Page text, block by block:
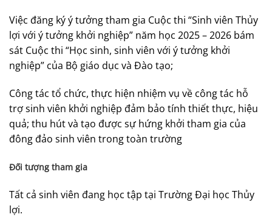
Việc đăng ký ý tưởng tham gia Cuộc thi “Sinh viên Thủy
lợi với ý tưởng khởi nghiệp” năm học 2025 – 2026 bám
sát Cuộc thi “Học sinh, sinh viên với ý tưởng khởi
nghiệp” của Bộ giáo dục và Đào tạo;
Công tác tổ chức, thực hiện nhiệm vụ về công tác hỗ
trợ sinh viên khởi nghiệp đảm bảo tính thiết thực, hiệu
quả; thu hút và tạo được sự hứng khởi tham gia của
đông đảo sinh viên trong toàn trường
Đối tượng tham gia
Tất cả sinh viên đang học tập tại Trường Đại học Thủy
lợi.